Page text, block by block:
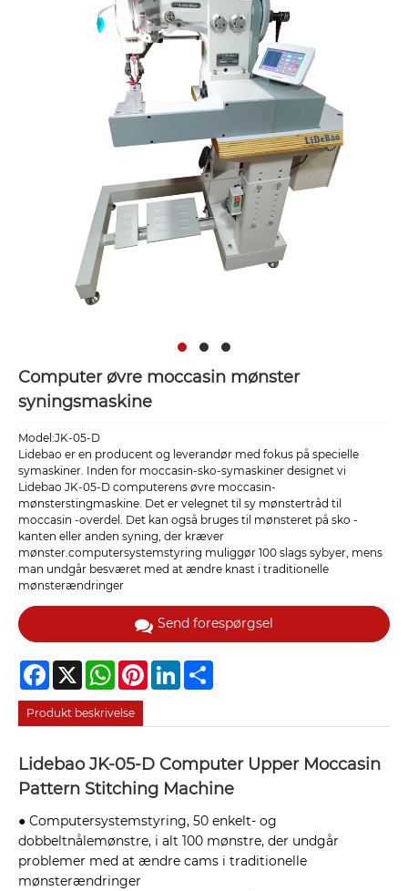
Computer øvre moccasin mønster
syningsmaskine
Model:JK-05-D
Lidebao er en producent og leverandør med fokus på specielle
symaskiner. Inden for moccasin-sko-symaskiner designet vi
Lidebao JK-05-D computerens øvre moccasin-
mønsterstingmaskine. Det er velegnet til sy mønstertråd til
moccasin -overdel. Det kan også bruges til mønsteret på sko -
kanten eller anden syning, der kræver
mønster.computersystemstyring muliggør 100 slags sybyer, mens
man undgår besværet med at ændre knast i traditionelle
mønsterændringer
Send forespørgsel
Facebook
X WhatsAppPinterestLinkedIn
Produkt beskrivelse
Lidebao JK-05-D Computer Upper Moccasin
Pattern Stitching Machine
● Computersystemstyring, 50 enkelt- og
dobbeltnålemønstre, i alt 100 mønstre, der undgår
problemer med at ændre cams i traditionelle
mønsterændringer